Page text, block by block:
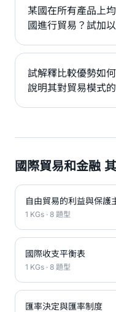
某國在所有產品上
國進行貿易？試加
試解釋比較優勢如
說明其對貿易模式
國際貿易和金融
自由貿易的利益與保護
1 KGs · 8 題型
國際收支平衡表
1 KGs · 8 題型
匯率決定與匯率制度